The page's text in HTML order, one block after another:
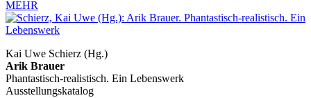
MEHR
Kai Uwe Schierz (Hg.)
Arik Brauer
Phantastisch-realistisch. Ein Lebenswerk
Ausstellungskatalog